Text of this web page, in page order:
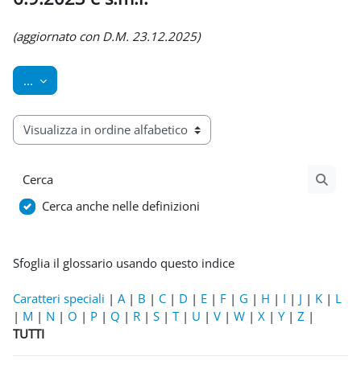
(aggiornato con D.M. 23.12.2025)
... Esporta voci
Sfoglia il glossario usando questo indice
Cerca
Cerca anche nelle definizioni
Sfoglia il glossario usando questo indice
Caratteri speciali | A| B | C | D | E | F | G | H | I | J | K | L
| M | N | O | P | Q | R | S | T| U | V | W | X | Y| Z |
TUTTI